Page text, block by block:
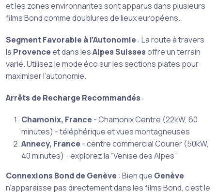
et les zones environnantes sont apparus dans plusieurs
films Bond comme doublures de lieux européens.
Segment Favorable à l’Autonomie : La route à travers
la Provenceet dans lesAlpes Suissesoffre un terrain
varié. Utilisez le mode éco sur les sections plates pour
maximiser l’autonomie.
Arrêts de Recharge Recommandés:
Chamonix, France - Chamonix Centre (22kW, 60
minutes) - téléphérique et vues montagneuses
Annecy, France - centre commercial Courier (50kW,
40 minutes) - explorez la “Venise des Alpes”
Connexions Bond de Genève : Bien que Genève
n’apparaisse pas directement dans les films Bond, c’est le